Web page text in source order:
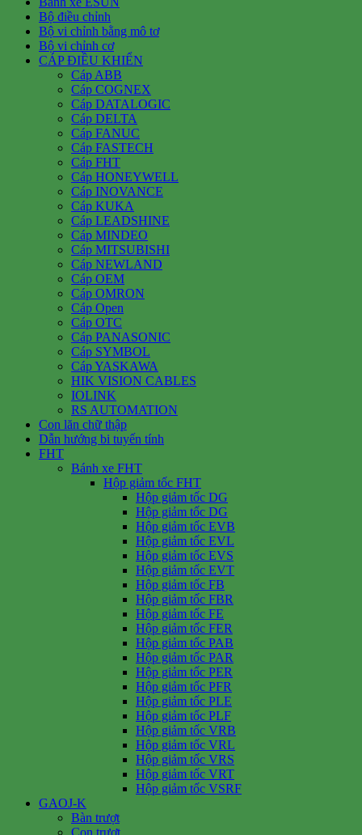
Bộ điều chỉnh
Bộ vi chỉnh bằng mô tơ
Bộ vi chỉnh cơ
CÁP ĐIỀU KHIỂN
Cáp ABB
Cáp COGNEX
Cáp DATALOGIC
Cáp DELTA
Cáp FANUC
Cáp FASTECH
Cáp FHT
Cáp HONEYWELL
Cáp INOVANCE
Cáp KUKA
Cáp LEADSHINE
Cáp MINDEO
Cáp MITSUBISHI
Cáp NEWLAND
Cáp OEM
Cáp OMRON
Cáp Open
Cáp OTC
Cáp PANASONIC
Cáp SYMBOL
Cáp YASKAWA
HIK VISION CABLES
IOLINK
RS AUTOMATION
Con lăn chữ thập
Dẫn hướng bi tuyến tính
FHT
Bánh xe FHT
Hộp giảm tốc FHT
Hộp giảm tốc DG
Hộp giảm tốc DG
Hộp giảm tốc EVB
Hộp giảm tốc EVL
Hộp giảm tốc EVS
Hộp giảm tốc EVT
Hộp giảm tốc FB
Hộp giảm tốc FBR
Hộp giảm tốc FE
Hộp giảm tốc FER
Hộp giảm tốc PAB
Hộp giảm tốc PAR
Hộp giảm tốc PER
Hộp giảm tốc PFR
Hộp giảm tốc PLE
Hộp giảm tốc PLF
Hộp giảm tốc VRB
Hộp giảm tốc VRL
Hộp giảm tốc VRS
Hộp giảm tốc VRT
Hộp giảm tốc VSRF
GAOJ-K
Bàn trượt
Con trượt